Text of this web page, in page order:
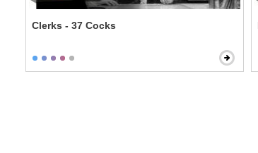
Clerks - 37 Cocks